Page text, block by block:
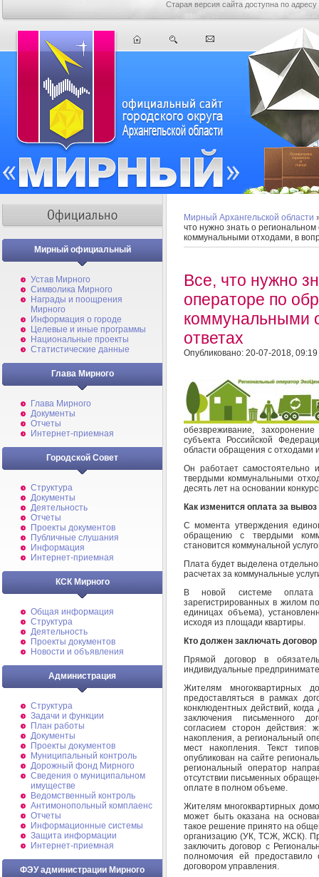
Старая версия сайта доступна по адресу
Мирный официальный
Устав Мирного
Символика Мирного
Награды и поощрения
Мирного
Информация о городе
Целевые и иные программы
Национальные проекты
Статистические данные
Глава Мирного
Глава Мирного
Документы
Отчеты
Интернет-приемная
Городской Совет
Структура
Документы
Деятельность
Отчеты
Проекты документов
Публичные слушания
Информация
Интернет-приемная
КСК Мирного
Общая информация
Структура
Деятельность
Проекты документов
Новости и объявления
Администрация
Структура
Задачи и функции
План работы
Документы
Проекты документов
Муниципальный контроль
Дорожный фонд Мирного
Cведения о муниципальном
имуществе
Ведомственный контроль
Антимонопольный комплаенс
Отчеты
Информационные системы
Защита информации
Интернет-приемная
ФЭУ администрации Мирного
Мирный Архангельской области
что нужно знать о
коммунальными отходами, в
Все, что нужно
операторе по
коммунальными
ответах
Опубликовано: 20-07-2018, 09:19
обезвреживание,
субъекта Российской
области обращения с отходами
Он работает
твердыми коммунальными
десять лет на основании
Как изменится оплата за
С момента утверждения
обращению с твердыми
становится коммунальной
Плата будет выделена
расчетах за коммунальные
В новой системе оплата
зарегистрированных в жилом
единицах объема),
исходя из площади квартиры.
Кто должен заключать
Прямой договор в
индивидуальные
Жителям многоквартирных
предоставляться в рамках
конклюдентных действий,
заключения письменного
согласием сторон действия:
накопления, а региональный
мест накопления. Текст
опубликован на сайте
региональный оператор
отсутствии письменных
оплате в полном объеме.
Жителям многоквартирных
может быть оказана на
такое решение принято на
организацию (УК, ТСЖ, ЖСК).
заключить договор с
полномочия ей
договором управления.